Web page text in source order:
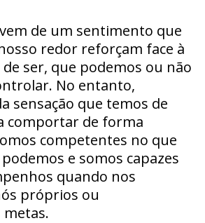
de um sentimento que
redor reforçam face à
ser, que podemos ou não
No entanto,
sensação que temos de
comportar de forma
competentes no que
e somos capazes
quando nos
próprios ou
metas.